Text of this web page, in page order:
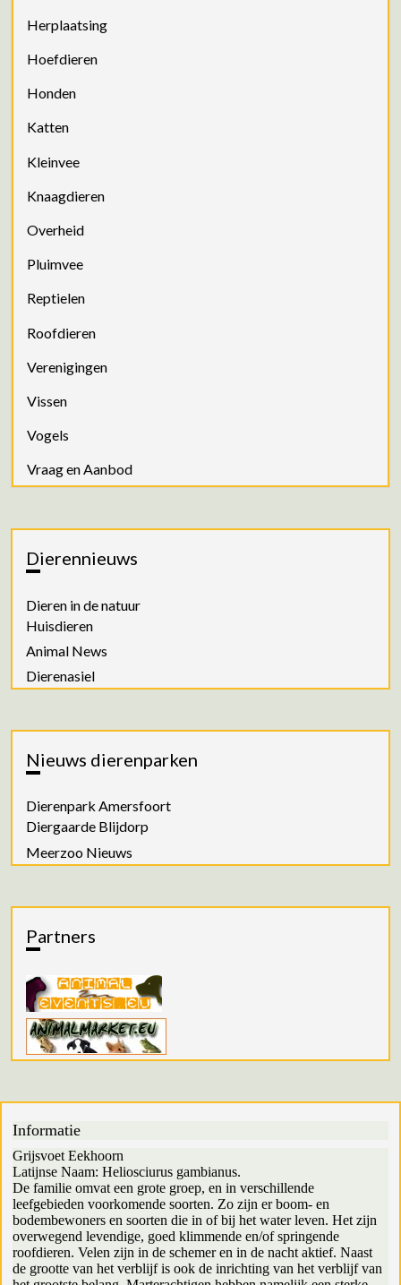
Herplaatsing
Hoefdieren
Honden
Katten
Kleinvee
Knaagdieren
Overheid
Pluimvee
Reptielen
Roofdieren
Verenigingen
Vissen
Vogels
Vraag en Aanbod
Dierennieuws
Dieren in de natuur
Huisdieren
Animal News
Dierenasiel
Nieuws dierenparken
Dierenpark Amersfoort
Diergaarde Blijdorp
Meerzoo Nieuws
Partners
Informatie
Grijsvoet Eekhoorn
Latijnse Naam: Heliosciurus gambianus.
De familie omvat een grote groep, en in verschillende
leefgebieden voorkomende soorten. Zo zijn er boom- en
bodembewoners en soorten die in of bij het water leven. Het zijn
overwegend levendige, goed klimmende en/of springende
roofdieren. Velen zijn in de schemer en in de nacht aktief. Naast
de grootte van het verblijf is ook de inrichting van het verblijf van